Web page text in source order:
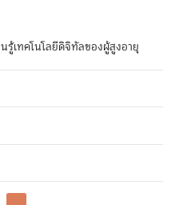
รู้เทคโนโลยีดิจิทัลของผู้สูงอายุ
ร้อยละ. Data ranges from 1 to 43.